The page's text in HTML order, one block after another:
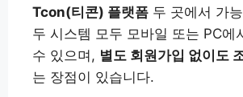
Tcon(티콘) 플랫폼 두 곳에서 가
두 시스템 모두 모바일 또는 PC에
수 있으며, 별도 회원가입 없이도
는 장점이 있습니다.